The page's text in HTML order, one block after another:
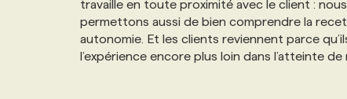
travaille en toute proximité avec le client :
permettons aussi de bien comprendre la
autonomie. Et les clients reviennent parce
l’expérience encore plus loin dans l’atteinte